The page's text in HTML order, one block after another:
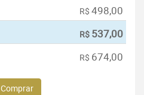
R$ 498,00
R$ 537,00
R$ 674,00
Comprar